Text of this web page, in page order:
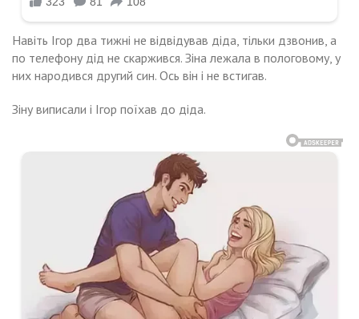
Навіть Ігор два тижні не відвідував діда, тільки дзвонив, а
по телефону дід не скаржився. Зіна лежала в пологовому, у
них народився другий син. Ось він і не встигав.
Зіну виписали і Ігор поїхав до діда.